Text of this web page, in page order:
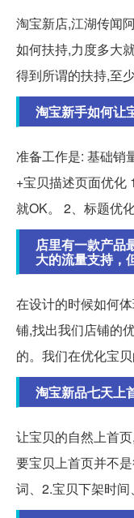
淘宝新店,江湖传闻
如何扶持,力度多大
得到所谓的扶持,至
淘宝新手如何让
准备工作是: 基础销
+宝贝描述页面优化
就OK。 2、标题优
店里有一款产品
大的流量支持，
在设计的时候如何
铺,找出我们店铺的
的。我们在优化宝
淘宝新品七天上
让宝贝的自然上首
要宝贝上首页并不
词、2.宝贝下架时间